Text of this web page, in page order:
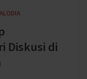
Diskusi di